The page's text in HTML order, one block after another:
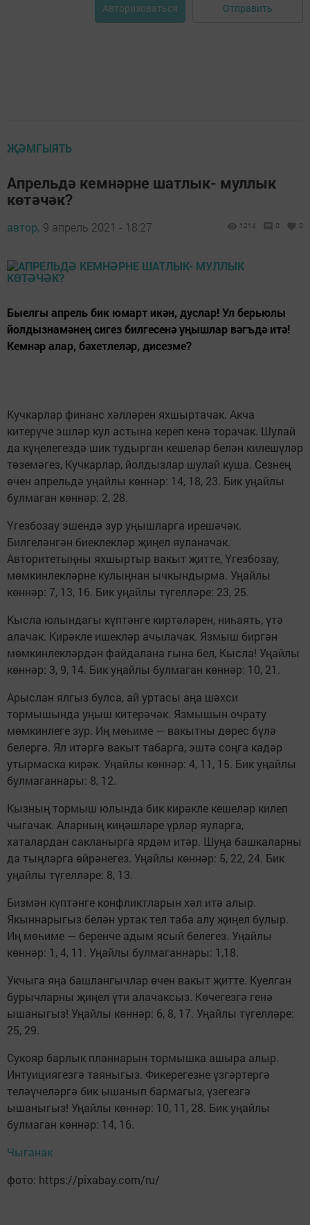
Авторизоваться Отправить
ҖӘМГЫЯТЬ
Апрельдә кемнәрне шатлык- муллык
көтәчәк?
автор, 9 апрель 2021 - 18:27 1214 0 0
Быелгы апрель бик юмарт икән, дуслар! Ул берьюлы
йолдызнамәнең сигез билгесенә уңышлар вәгъдә итә!
Кемнәр алар, бәхетлеләр, дисезме?
Кучкарлар финанс хәлләрен яхшыртачак. Акча
китерүче эшләр кул астына кереп кенә торачак. Шулай
да күңелегездә шик тудырган кешеләр белән килешүләр
төземәгез, Кучкарлар, йолдызлар шулай куша. Сезнең
өчен апрельдә уңайлы көннәр: 14, 18, 23. Бик уңайлы
булмаган көннәр: 2, 28.
Үгезбозау эшендә зур уңышларга ирешәчәк.
Билгеләнгән биеклекләр җиңел яуланачак.
Авторитетыңны яхшыртыр вакыт җитте, Үгезбозау,
мөмкинлекләрне кулыңнан ычкындырма. Уңайлы
көннәр: 7, 13, 16. Бик уңайлы түгелләре: 23, 25.
Кысла юлындагы күптәнге киртәләрен, ниһаять, үтә
алачак. Кирәкле ишекләр ачылачак. Язмыш биргән
мөмкинлекләрдән файдалана гына бел, Кысла! Уңайлы
көннәр: 3, 9, 14. Бик уңайлы булмаган көннәр: 10, 21.
Арыслан ялгыз булса, ай уртасы аңа шәхси
тормышында уңыш китерәчәк. Язмышын очрату
мөмкинлеге зур. Иң мөһиме — вакытны дөрес бүлә
белергә. Ял итәргә вакыт табарга, эштә соңга кадәр
утырмаска кирәк. Уңайлы көннәр: 4, 11, 15. Бик уңайлы
булмаганнары: 8, 12.
Кызның тормыш юлында бик кирәкле кешеләр килеп
чыгачак. Аларның киңәшләре үрләр яуларга,
хаталардан сакланырга ярдәм итәр. Шуңа башкаларны
да тыңларга өйрәнегез. Уңайлы көннәр: 5, 22, 24. Бик
уңайлы түгелләре: 8, 13.
Бизмән күптәнге конфликтларын хәл итә алыр.
Якыннарыгыз белән уртак тел таба алу җиңел булыр.
Иң мөһиме — беренче адым ясый белегез. Уңайлы
көннәр: 1, 4, 11. Уңайлы булмаганнары: 1,18.
Укчыга яңа башлангычлар өчен вакыт җитте. Куелган
бурычларны җиңел үти алачаксыз. Көчегезгә генә
ышаныгыз! Уңайлы көннәр: 6, 8, 17. Уңайлы түгелләре:
25, 29.
Сукояр барлык планнарын тормышка ашыра алыр.
Интуициягезгә таяныгыз. Фикерегезне үзгәртергә
теләүчеләргә бик ышанып бармагыз, үзегезгә
ышаныгыз! Уңайлы көннәр: 10, 11, 28. Бик уңайлы
булмаган көннәр: 14, 16.
Чыганак
фото: https://pixabay.com/ru/